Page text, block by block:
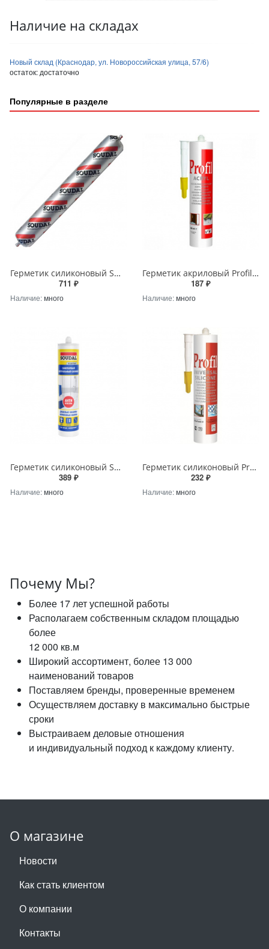
Наличие на складах
Новый склад (Краснодар, ул. Новороссийская улица, 57/6)
остаток: достаточно
Популярные в разделе
Герметик силиконовый SOUDAL SILIRUB 2 нейтральный черный колбаса 600мл SOUDAL 158936 - купить в Краснодаре
711 ₽
Наличие:много
Герметик акриловый Profil окрашиваемый белый 280мл SOUDAL 122951 - купить в Краснодаре
187 ₽
Наличие:много
Герметик силиконовый SOUDAL нейтральный санитарный белый 280мл SOUDAL 118312 - купить в Краснодаре
389 ₽
Наличие:много
Герметик силиконовый Profil универсальный белый 270мл SOUDAL 122980 - купить в Краснодаре
232 ₽
Наличие:много
Почему Мы?
Более 17 лет успешной работы
Располагаем собственным складом площадью
более
12 000 кв.м
Широкий ассортимент, более 13 000
наименований товаров
Поставляем бренды, проверенные временем
Осуществляем доставку в максимально быстрые
сроки
Выстраиваем деловые отношения
и индивидуальный подход к каждому клиенту.
О магазине
Новости
Как стать клиентом
О компании
Контакты